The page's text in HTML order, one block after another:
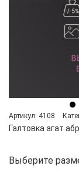
Артикул: 4108
Галтовка агат
Выберите